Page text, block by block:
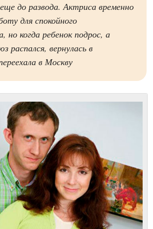
до развода. Актриса временно
для спокойного
но когда ребенок подрос, а
распался, вернулась в
в Москву